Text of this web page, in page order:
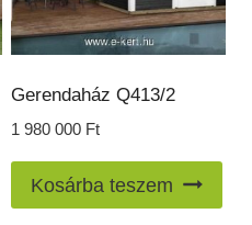
ki
Gerendaház Q413/2
1 980 000 Ft
Kosárba teszem